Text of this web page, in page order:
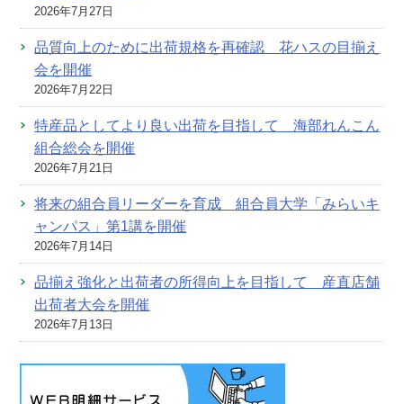
2026年7月27日
品質向上のために出荷規格を再確認 花ハスの目揃え
会を開催
2026年7月22日
特産品としてより良い出荷を目指して 海部れんこん
組合総会を開催
2026年7月21日
将来の組合員リーダーを育成 組合員大学「みらいキ
ャンパス」第1講を開催
2026年7月14日
品揃え強化と出荷者の所得向上を目指して 産直店舗
出荷者大会を開催
2026年7月13日